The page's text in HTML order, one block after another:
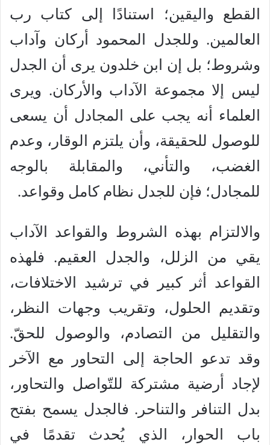
القطع واليقين؛ استنادًا إلى كتاب رب
العالمين. وللجدل المحمود أركان وآداب
وشروط؛ بل إن ابن خلدون يرى أن الجدل
ليس إلا مجموعة الآداب والأركان. ويرى
العلماء أنه يجب على المجادل أن يسعى
للوصول للحقيقة، وأن يلتزم الوقار، وعدم
الغضب، والتأني، والمقابلة بالوجه
للمجادل؛ فإن للجدل نظام كامل وقواعد.
والالتزام بهذه الشروط والقواعد الآداب
يقي من الزلل، والجدل العقيم. فلهذه
القواعد أثر كبير في ترشيد الاختلافات،
وتقديم الحلول، وتقريب وجهات النظر،
والتقليل من التصادم، والوصول للحقّ.
وقد تدعو الحاجة إلى التحاور مع الآخر
لإجاد أرضية مشتركة للتّواصل والتحاور،
بدل التنافر والتناحر. فالجدل يسمح بفتح
باب الحوار، الذي يُحدث تقدمًا في